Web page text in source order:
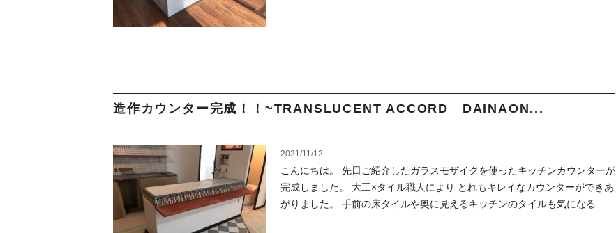
造作カウンター完成！！~TRANSLUCENT ACCORD DAINAON...
2021/11/12
こんにちは。 先日ご紹介したガラスモザイクを使ったキッチンカウンターが
完成しました。 大工×タイル職人により とれもキレイなカウンターができあ
がりました。 手前の床タイルや奥に見えるキッチンのタイルも気になる...